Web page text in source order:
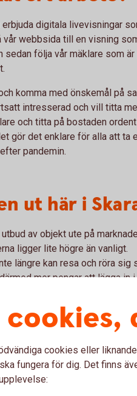
digitala livevisningar
vår webbsida till en visning
följa vår mäklare som är
komma med önskemål på
intresserad och vill titta
och titta på bostaden
gör det enklare för alla att ta
pandemin.
ut här i
av objekt ute på
ligger lite högre än vanligt.
längre kan resa och röra sig
mer pengar att lägga in i
lite för en första test, för att få
att lägga ut det som på
cookies,
cookies eller
fungera för dig. Det finns